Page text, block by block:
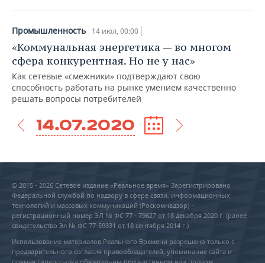
Промышленность 14 июл, 00:00
«Коммунальная энергетика — во многом
сфера конкурентная. Но не у нас»
Как сетевые «смежники» подтверждают свою
способность работать на рынке умением качественно
решать вопросы потребителей
14.07.2020
© 2015 - 2026 Сетевое издание «Реальное время» Зарегистрировано
Федеральной службой по надзору в сфере связи, информационных
технологий и массовых коммуникаций (Роскомнадзор) –
регистрационный номер ЭЛ № ФС 77 - 79627 от 18 декабря 2020 г. (ранее
свидетельство Эл № ФС 77-59331 от 18 сентября 2014 г.)
Использование материалов Реального Времени разрешено только с
предварительного согласия правообладателей, упоминание сайта и